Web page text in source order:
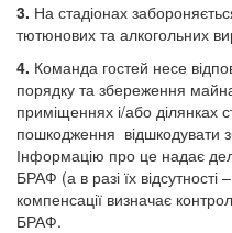
3. На стадіонах
тютюнових та алкогольних
4. Команда гостей несе
порядку та збереження
приміщеннях і/або ділянках
пошкодження відшкодувати
Інформацію про це надає
БРАФ (а в разі їх
компенсації визначає
БРАФ.